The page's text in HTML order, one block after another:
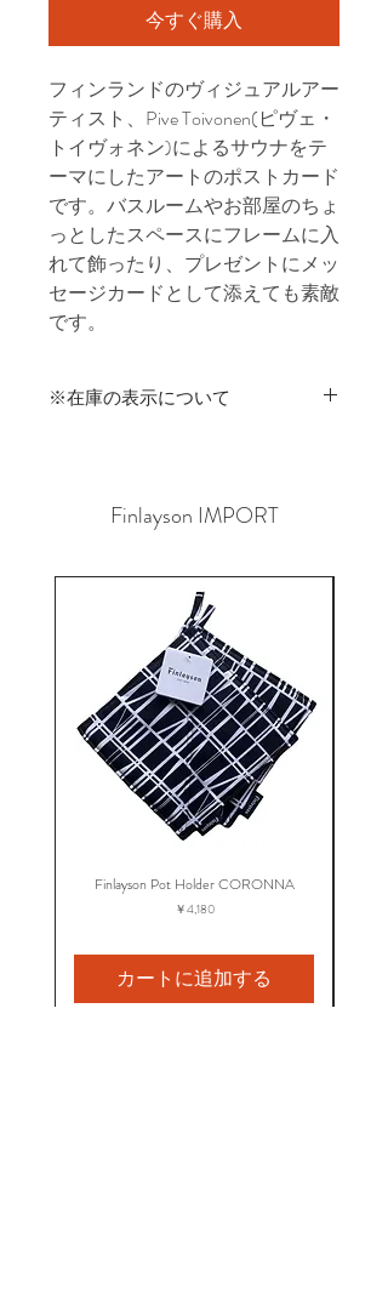
今すぐ購入
フィンランドのヴィジュアルアー
ティスト、Pive Toivonen(ピヴェ・
トイヴォネン)によるサウナをテ
ーマにしたアートのポストカード
です。バスルームやお部屋のちょ
っとしたスペースにフレームに入
れて飾ったり、プレゼントにメッ
セージカードとして添えても素敵
です。
※在庫の表示について
その場合はご連絡させていただきます
Finlayson IMPORT
Finlayson Pot Holder CORONNA
価格
￥4,180
カートに追加する